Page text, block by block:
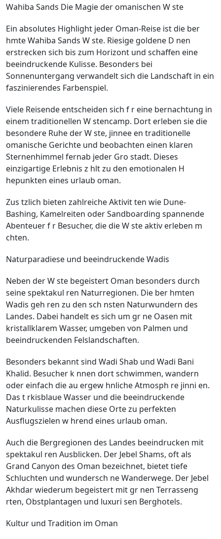
Wahiba Sands Die Magie der omanischen W ste
Ein absolutes Highlight jeder Oman-Reise ist die ber
hmte Wahiba Sands W ste. Riesige goldene D nen
erstrecken sich bis zum Horizont und schaffen eine
beeindruckende Kulisse. Besonders bei
Sonnenuntergang verwandelt sich die Landschaft in ein
faszinierendes Farbenspiel.
Viele Reisende entscheiden sich f r eine bernachtung in
einem traditionellen W stencamp. Dort erleben sie die
besondere Ruhe der W ste, jinnee en traditionelle
omanische Gerichte und beobachten einen klaren
Sternenhimmel fernab jeder Gro stadt. Dieses
einzigartige Erlebnis z hlt zu den emotionalen H
hepunkten eines urlaub oman.
Zus tzlich bieten zahlreiche Aktivit ten wie Dune-
Bashing, Kamelreiten oder Sandboarding spannende
Abenteuer f r Besucher, die die W ste aktiv erleben m
chten.
Naturparadiese und beeindruckende Wadis
Neben der W ste begeistert Oman besonders durch
seine spektakul ren Naturregionen. Die ber hmten
Wadis geh ren zu den sch nsten Naturwundern des
Landes. Dabei handelt es sich um gr ne Oasen mit
kristallklarem Wasser, umgeben von Palmen und
beeindruckenden Felslandschaften.
Besonders bekannt sind Wadi Shab und Wadi Bani
Khalid. Besucher k nnen dort schwimmen, wandern
oder einfach die au ergew hnliche Atmosph re jinni en.
Das t rkisblaue Wasser und die beeindruckende
Naturkulisse machen diese Orte zu perfekten
Ausflugszielen w hrend eines urlaub oman.
Auch die Bergregionen des Landes beeindrucken mit
spektakul ren Ausblicken. Der Jebel Shams, oft als
Grand Canyon des Oman bezeichnet, bietet tiefe
Schluchten und wundersch ne Wanderwege. Der Jebel
Akhdar wiederum begeistert mit gr nen Terrasseng
rten, Obstplantagen und luxuri sen Berghotels.
Kultur und Tradition im Oman